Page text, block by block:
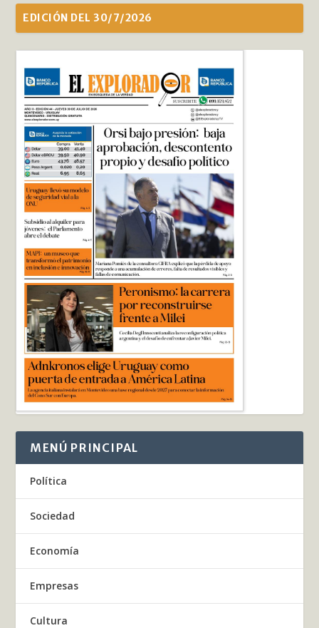
EDICIÓN DEL 30/7/2026
MENÚ PRINCIPAL
Política
Sociedad
Economía
Empresas
Cultura